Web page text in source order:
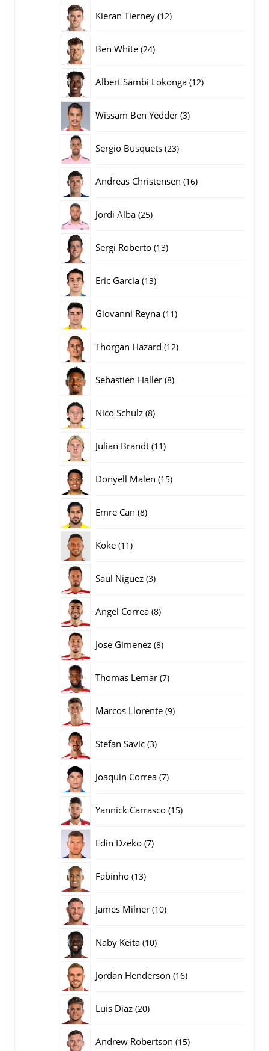
Kieran Tierney 1212
Ben White 2424
Albert Sambi Lokonga 1212
Wissam Ben Yedder 33
Sergio Busquets 2323
Andreas Christensen 1616
Jordi Alba 2525
Sergi Roberto 1313
Eric Garcia 1313
Giovanni Reyna 1111
Thorgan Hazard 1212
Sebastien Haller 88
Nico Schulz 88
Julian Brandt 1111
Donyell Malen 1515
Emre Can 88
Koke 1111
Saul Niguez 33
Angel Correa 88
Jose Gimenez 88
Thomas Lemar 77
Marcos Llorente 99
Stefan Savic 33
Joaquin Correa 77
Yannick Carrasco 1515
Edin Dzeko 77
Fabinho 1313
James Milner 1010
Naby Keita 1010
Jordan Henderson 1616
Luis Diaz 2020
Andrew Robertson 1515